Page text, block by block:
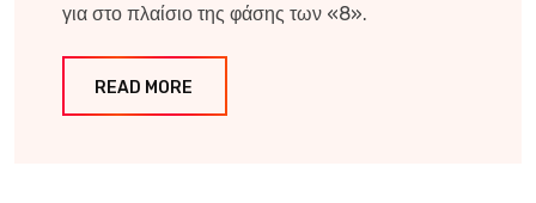
για στο πλαίσιο της φάσης των «8».
READ MORE